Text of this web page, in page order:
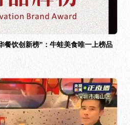
餐饮创新榜”：牛蛙美食唯一上榜品